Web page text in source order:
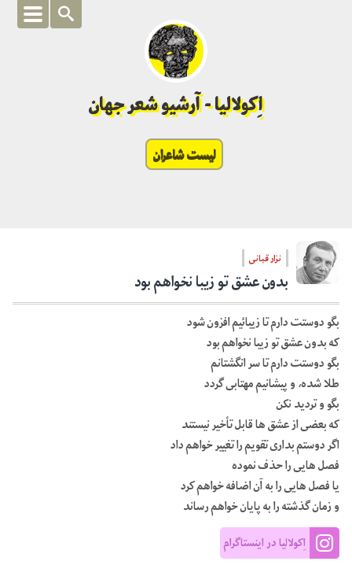
اِکولالیا - آرشیو شعر جهان
لیست شاعران
نزار قبانی
بدون عشق تو زیبا نخواهم بود
بگو دوستت دارم تا زیبائیم افزون شود
که بدون عشق تو زیبا نخواهم بود
بگو دوستت دارم تا سر انگشتانم
طلا شده، و پیشانیم مهتابی گردد
بگو و تردید نکن
که بعضی از عشق ‌ها قابل تأخیر نیستند
اگر دوستم بداری تقویم را تغییر خواهم داد
فصل‌ هایی را حذف نموده
یا فصل‌ هایی را به آن اضافه خواهم کرد
و زمان گذشته را به پایان خواهم رساند
اِکولالیا در اینستاگرام